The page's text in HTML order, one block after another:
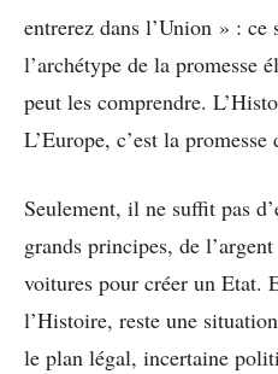
entrerez dans l’Union » : ce
l’archétype de la promesse
peut les comprendre.
L’Europe, c’est la promesse
Seulement, il ne suffit pas
grands principes, de
voitures pour créer un Etat.
l’Histoire, reste une
le plan légal, incertaine